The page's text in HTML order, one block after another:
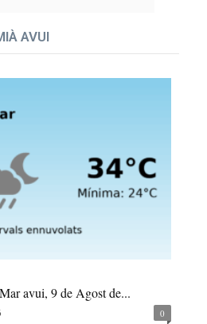
AVUI
avui, 9 de Agost de...
0